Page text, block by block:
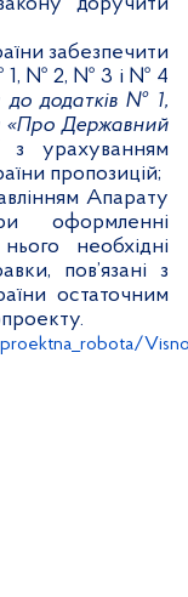
забезпечити
1, № 2, № 3 і № 4
додатків № 1,
Державний
урахуванням
пропозицій;
Апарату
оформленні
необхідні
пов’язані з
остаточним